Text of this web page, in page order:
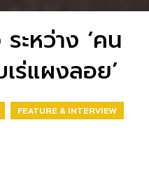
ะหว่าง ‘คน
เร่แผงลอย’
FEATURE & INTERVIEW